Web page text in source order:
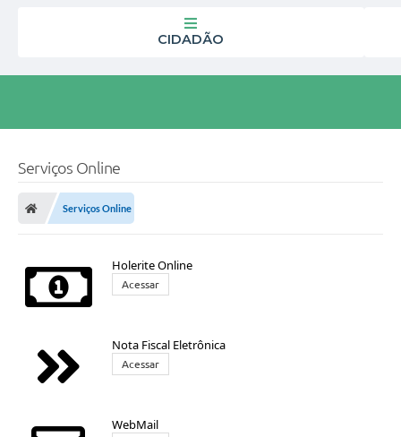
CIDADÃO
Serviços Online
Serviços Online
Holerite Online
Acessar
Nota Fiscal Eletrônica
Acessar
WebMail